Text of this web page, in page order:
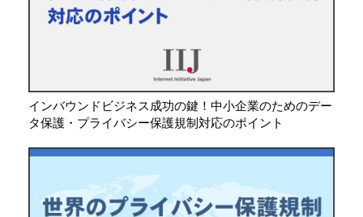
インバウンドビジネス成功の鍵！中小企業のためのデー
タ保護・プライバシー保護規制対応のポイント